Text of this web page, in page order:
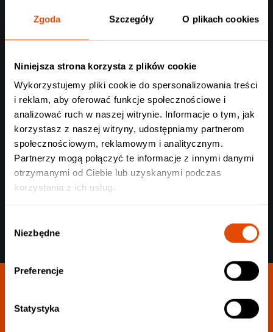
Zgoda Szczegóły O plikach cookies
Niniejsza strona korzysta z plików cookie
Wykorzystujemy pliki cookie do spersonalizowania treści
i reklam, aby oferować funkcje społecznościowe i
analizować ruch w naszej witrynie. Informacje o tym, jak
korzystasz z naszej witryny, udostępniamy partnerom
społecznościowym, reklamowym i analitycznym.
Partnerzy mogą połączyć te informacje z innymi danymi
otrzymanymi od Ciebie lub uzyskanymi podczas
korzystania z ich usług.
zgody
Niezbędne
Preferencje
Statystyka
Wyślij